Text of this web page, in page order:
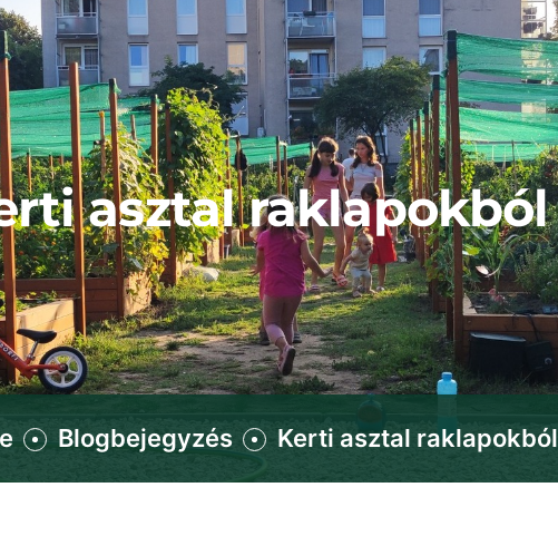
asztal raklapokból
Blogbejegyzés Kerti asztal raklapokból